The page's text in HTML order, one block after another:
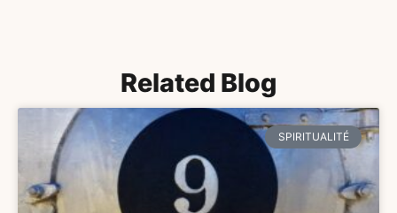
Related Blog
SPIRITUALITÉ